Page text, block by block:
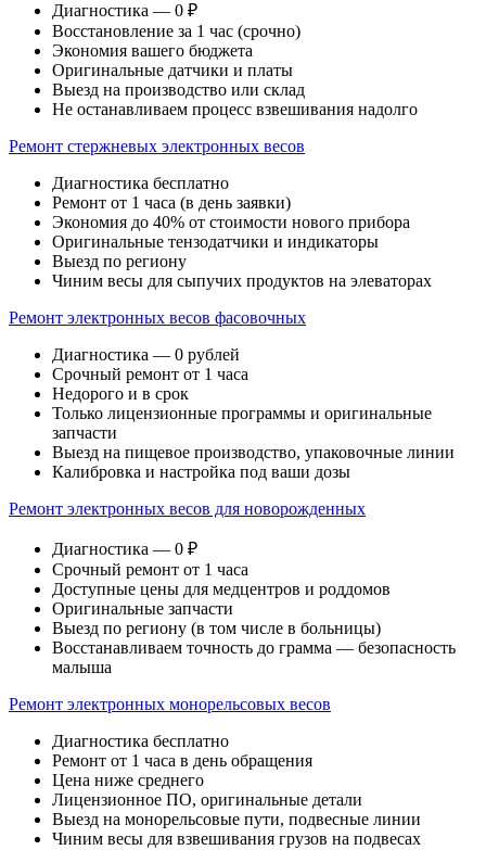
Диагностика — 0 ₽
Восстановление за 1 час (срочно)
Экономия вашего бюджета
Оригинальные датчики и платы
Выезд на производство или склад
Не останавливаем процесс взвешивания надолго
Ремонт стержневых электронных весов
Диагностика бесплатно
Ремонт от 1 часа (в день заявки)
Экономия до 40% от стоимости нового прибора
Оригинальные тензодатчики и индикаторы
Выезд по региону
Чиним весы для сыпучих продуктов на элеваторах
Ремонт электронных весов фасовочных
Диагностика — 0 рублей
Срочный ремонт от 1 часа
Недорого и в срок
Только лицензионные программы и оригинальные
запчасти
Выезд на пищевое производство, упаковочные линии
Калибровка и настройка под ваши дозы
Ремонт электронных весов для новорожденных
Диагностика — 0 ₽
Срочный ремонт от 1 часа
Доступные цены для медцентров и роддомов
Оригинальные запчасти
Выезд по региону (в том числе в больницы)
Восстанавливаем точность до грамма — безопасность
малыша
Ремонт электронных монорельсовых весов
Диагностика бесплатно
Ремонт от 1 часа в день обращения
Цена ниже среднего
Лицензионное ПО, оригинальные детали
Выезд на монорельсовые пути, подвесные линии
Чиним весы для взвешивания грузов на подвесах